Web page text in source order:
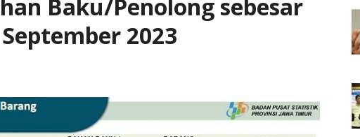
Baku/Penolong sebesar
2023